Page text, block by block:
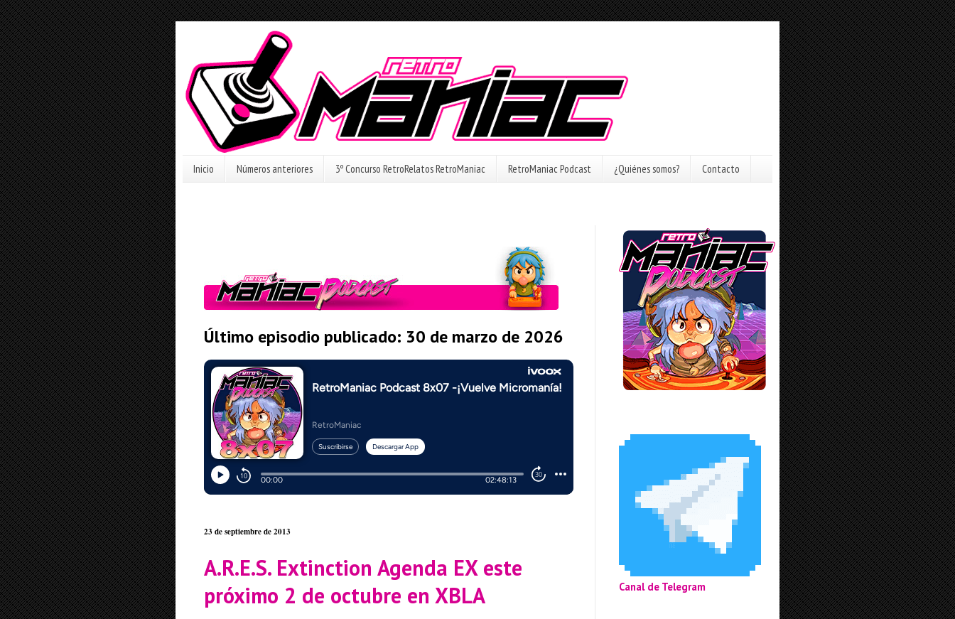
Inicio Números anteriores 3º Concurso RetroRelatos RetroManiac RetroManiac Podcast ¿Quiénes somos? Contacto
Último episodio publicado: 30 de marzo de 2026
23 de septiembre de 2013
A.R.E.S. Extinction Agenda EX este
próximo 2 de octubre en XBLA
Canal de Telegram